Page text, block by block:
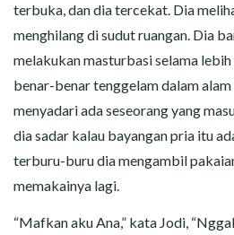
terbuka, dan dia tercekat. Dia
menghilang di sudut ruangan. Dia
melakukan masturbasi selama
benar-benar tenggelam dalam
menyadari ada seseorang yang
dia sadar kalau bayangan pria itu
terburu-buru dia mengambil
memakainya lagi.
“Mafkan aku Ana,” kata Jodi,